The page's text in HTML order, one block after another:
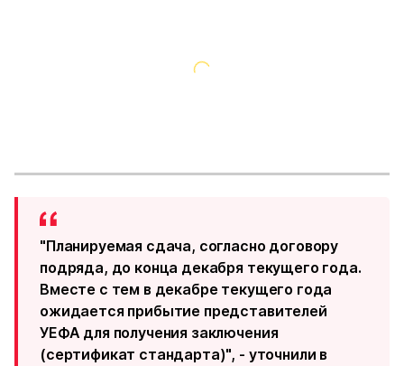
"Планируемая сдача, согласно договору
подряда, до конца декабря текущего года.
Вместе с тем в декабре текущего года
ожидается прибытие представителей
УЕФА для получения заключения
(сертификат стандарта)", - уточнили в